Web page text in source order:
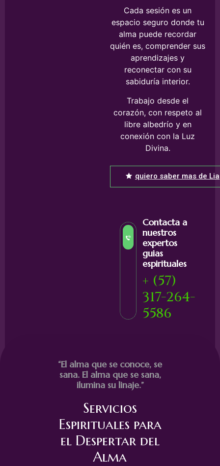
Cada sesión es un
espacio seguro donde tu
alma puede recordar
quién es, comprender sus
aprendizajes y
reconectar con su
sabiduría interior.
Trabajo desde el
corazón, con respeto al
libre albedrío y en
conexión con la Luz
Divina.
quiero saber mas de Lia
Contacta a
nuestros
expertos
guias
espirituales
+ (57)
317-264-
5586
“El alma que se conoce, se
sana. El alma que se sana,
ilumina su linaje.”
Servicios
Espirituales para
el Despertar del
Alma